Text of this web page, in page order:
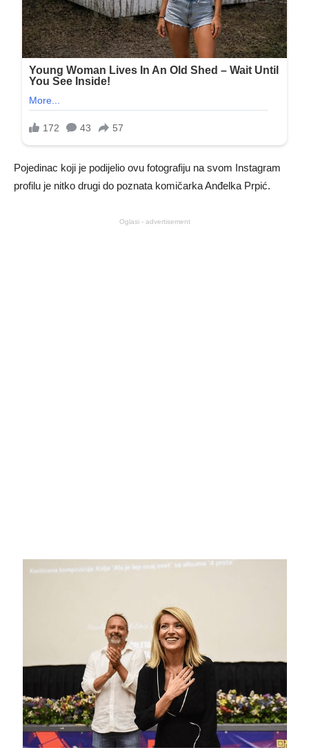
Pojedinac koji je podijelio ovu fotografiju na svom Instagram
profilu je nitko drugi do poznata komičarka Anđelka Prpić.
Oglasi - advertisement